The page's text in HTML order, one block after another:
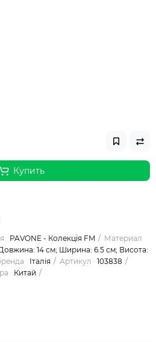
Купить
PAVONE - Колекція FM
Материал
14 см; Ширина: 6.5 см; Висота:
Італія Артикул
103838
Китай